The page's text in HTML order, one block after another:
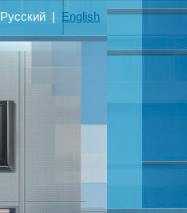
Русский | English